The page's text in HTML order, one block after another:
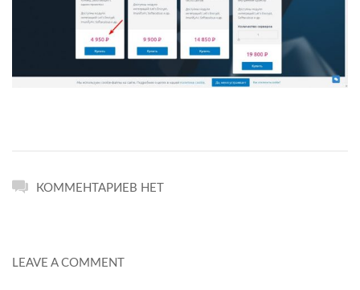
КОММЕНТАРИЕВ НЕТ
LEAVE A COMMENT